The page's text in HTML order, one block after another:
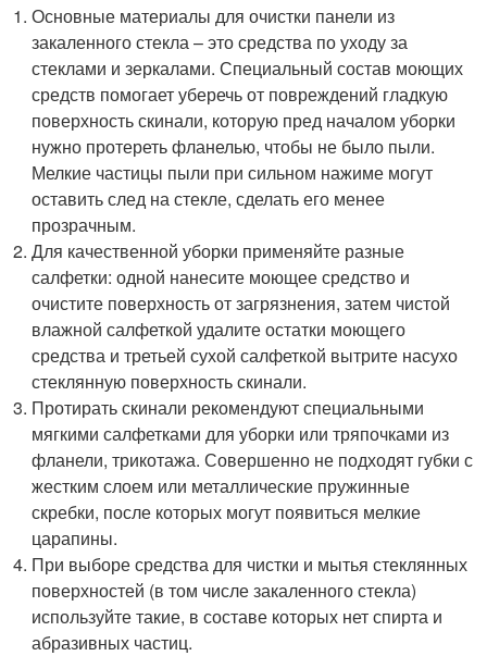
Основные материалы для очистки панели из
закаленного стекла – это средства по уходу за
стеклами и зеркалами. Специальный состав моющих
средств помогает уберечь от повреждений гладкую
поверхность скинали, которую пред началом уборки
нужно протереть фланелью, чтобы не было пыли.
Мелкие частицы пыли при сильном нажиме могут
оставить след на стекле, сделать его менее
прозрачным.
Для качественной уборки применяйте разные
салфетки: одной нанесите моющее средство и
очистите поверхность от загрязнения, затем чистой
влажной салфеткой удалите остатки моющего
средства и третьей сухой салфеткой вытрите насухо
стеклянную поверхность скинали.
Протирать скинали рекомендуют специальными
мягкими салфетками для уборки или тряпочками из
фланели, трикотажа. Совершенно не подходят губки с
жестким слоем или металлические пружинные
скребки, после которых могут появиться мелкие
царапины.
При выборе средства для чистки и мытья стеклянных
поверхностей (в том числе закаленного стекла)
используйте такие, в составе которых нет спирта и
абразивных частиц.